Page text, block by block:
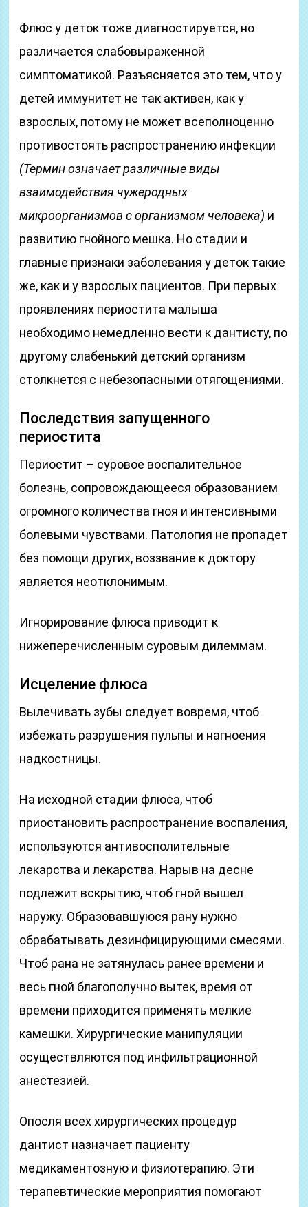
Флюс у деток тоже диагностируется, но
различается слабовыраженной
симптоматикой. Разъясняется это тем, что у
детей иммунитет не так активен, как у
взрослых, потому не может всеполноценно
противостоять распространению инфекции
(Термин означает различные виды
взаимодействия чужеродных
микроорганизмов с организмом человека) и
развитию гнойного мешка. Но стадии и
главные признаки заболевания у деток такие
же, как и у взрослых пациентов. При первых
проявлениях периостита малыша
необходимо немедленно вести к дантисту, по
другому слабенький детский организм
столкнется с небезопасными отягощениями.
Последствия запущенного
периостита
Периостит – суровое воспалительное
болезнь, сопровождающееся образованием
огромного количества гноя и интенсивными
болевыми чувствами. Патология не пропадет
без помощи других, воззвание к доктору
является неотклонимым.
Игнорирование флюса приводит к
нижеперечисленным суровым дилеммам.
Исцеление флюса
Вылечивать зубы следует вовремя, чтоб
избежать разрушения пульпы и нагноения
надкостницы.
На исходной стадии флюса, чтоб
приостановить распространение воспаления,
используются антивосполительные
лекарства и лекарства. Нарыв на десне
подлежит вскрытию, чтоб гной вышел
наружу. Образовавшуюся рану нужно
обрабатывать дезинфицирующими смесями.
Чтоб рана не затянулась ранее времени и
весь гной благополучно вытек, время от
времени приходится применять мелкие
камешки. Хирургические манипуляции
осуществляются под инфильтрационной
анестезией.
Опосля всех хирургических процедур
дантист назначает пациенту
медикаментозную и физиотерапию. Эти
терапевтические мероприятия помогают